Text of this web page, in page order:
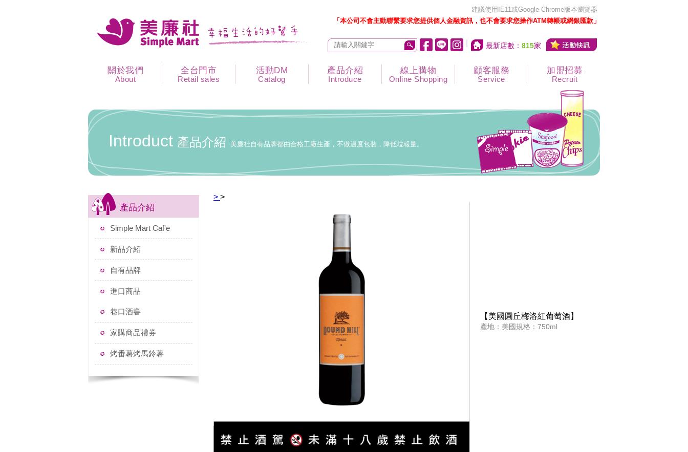
建議使用IE11或Google Chrome版本瀏覽器
「本公司不會主動聯繫要求您提供個人金融資訊，也不會要求您操作ATM轉帳或網銀匯款」
最新店數： 815家
關於我們
About
全台門市
Retail sales
活動DM
Catalog
產品介紹
Introduce
線上購物
Online Shopping
顧客服務
Service
加盟招募
Recruit
Introduct 產品介紹 美廉社自有品牌都由合格工廠生產，不做過度包裝，降低垃報量。
產品介紹
Simple Mart Caf'e
新品介紹
自有品牌
進口商品
巷口酒窖
家購商品禮券
烤番薯烤馬鈴薯
> >
【美國圓丘梅洛紅葡萄酒】
產地：美國規格：750ml